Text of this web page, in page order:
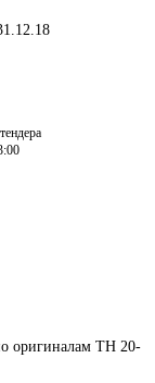
оригиналам ТН 20-